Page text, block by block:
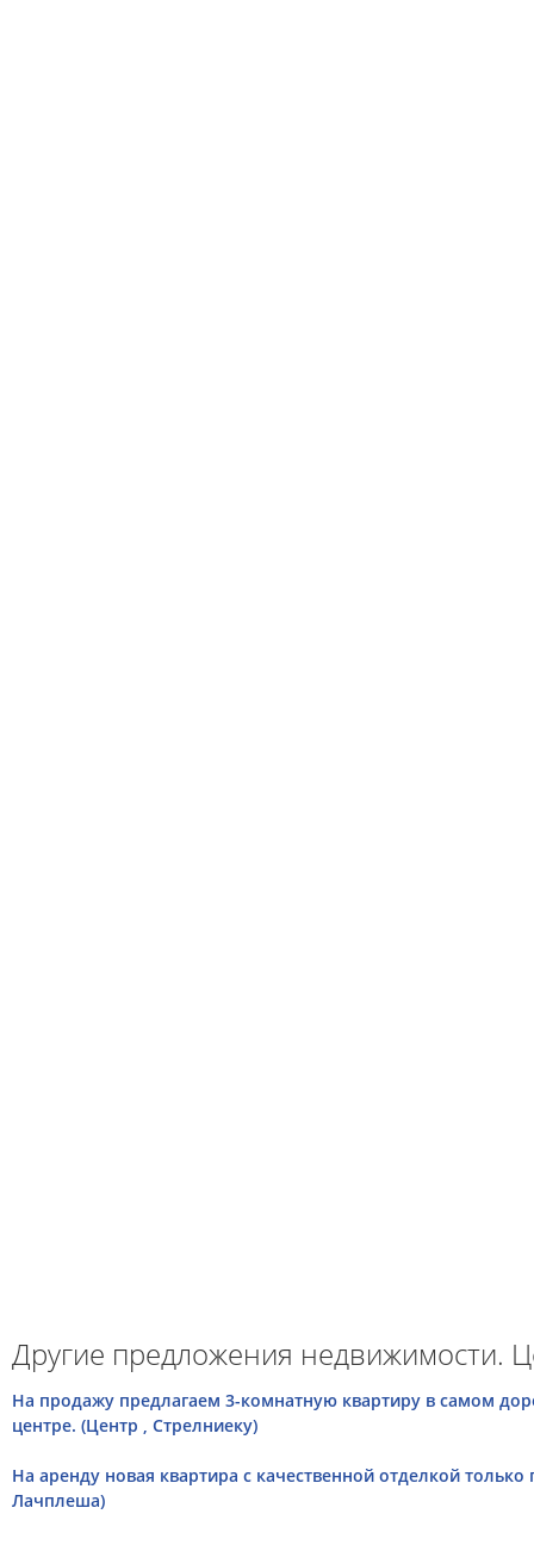
Другие предложения недвижимости.
На продажу предлагаем 3-комнатную квартиру в самом
центре. (Центр , Стрелниеку)
На аренду новая квартира с качественной отделкой
Лачплеша)